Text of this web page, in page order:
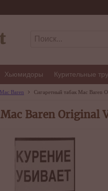
Хьюмидоры Курительные
Mac Baren Сигаретный табак Mac Baren
Baren Original